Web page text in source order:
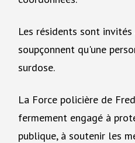
Les résidents sont
soupçonnent qu'une
surdose.
La Force policière de
fermement engagé à
publique, à soutenir les